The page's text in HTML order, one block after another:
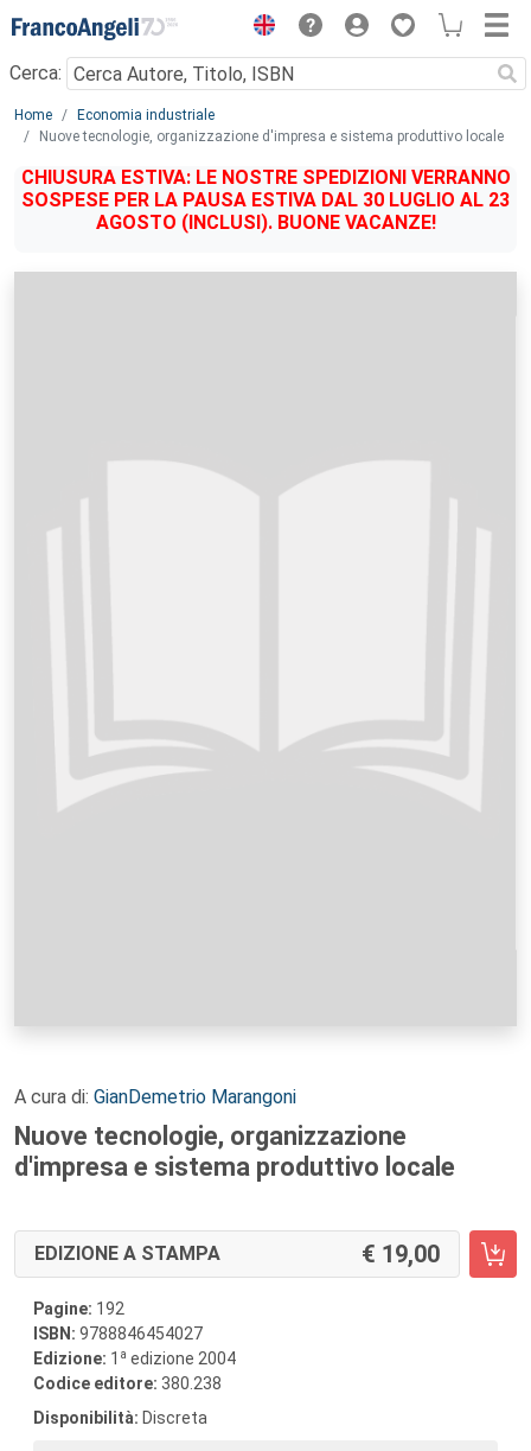
Menu
Cerca:
Main content
Home
Economia industriale
Nuove tecnologie, organizzazione d'impresa e sistema produttivo locale
CHIUSURA ESTIVA: LE NOSTRE SPEDIZIONI VERRANNO
SOSPESE PER LA PAUSA ESTIVA DAL 30 LUGLIO AL 23
AGOSTO (INCLUSI). BUONE VACANZE!
A cura di: GianDemetrio Marangoni
Nuove tecnologie, organizzazione
d'impresa e sistema produttivo locale
EDIZIONE A STAMPA 19,00
Pagine: 192
ISBN: 9788846454027
Edizione: 1 a edizione 2004
Codice editore: 380.238
Disponibilità: Discreta